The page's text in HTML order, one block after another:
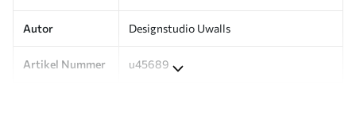
Autor Designstudio Uwalls
Artikel Nummer u45689